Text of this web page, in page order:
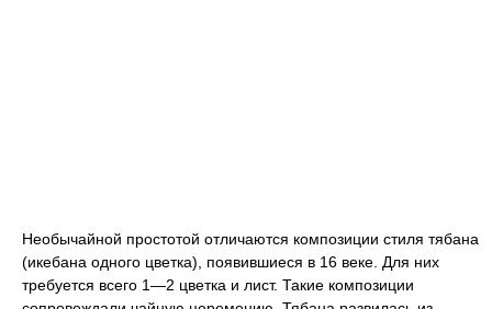
Необычайной простотой отличаются композиции стиля тябана
(икебана одного цветка), появившиеся в 16 веке. Для них
требуется всего 1—2 цветка и лист. Такие композиции